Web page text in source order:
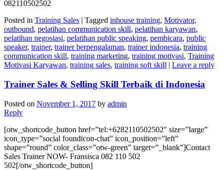
082110502502
Posted in Training Sales | Tagged inhouse training, Motivator,
outbound, pelatihan communication skill, pelatihan karyawan,
pelatihan negosiasi, pelatihan public speaking, pembicara, public
speaker, trainer, trainer berpengalaman, trainer indonesia, training
communication skill, training marketing, training motivasi, Training
Motivasi Karyawan, training sales, training soft skill | Leave a reply
Trainer Sales & Selling Skill Terbaik di Indonesia
Posted on November 1, 2017 by admin
Reply
[otw_shortcode_button href=”tel:+6282110502502″ size=”large”
icon_type=”social foundicon-chat” icon_position=”left”
shape=”round” color_class=”otw-green” target=”_blank”]Contact
Sales Trainer NOW- Fransisca 082 110 502
502[/otw_shortcode_button]